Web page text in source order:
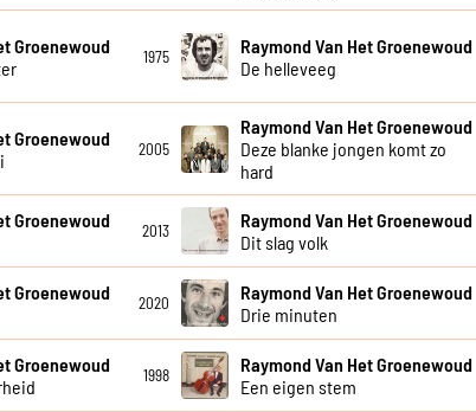
Groenewoud
1975
Raymond Van Het Groenewoud
De helleveeg
Groenewoud
2005
Raymond Van Het Groenewoud
Deze blanke jongen komt zo
hard
Groenewoud
2013
Raymond Van Het Groenewoud
Dit slag volk
Groenewoud
2020
Raymond Van Het Groenewoud
Drie minuten
Groenewoud
1998
Raymond Van Het Groenewoud
Een eigen stem